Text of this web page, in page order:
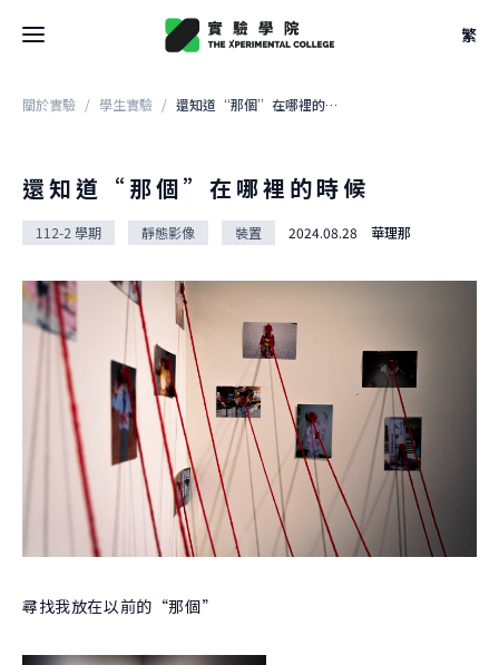
繁
最新消息
關於學院
關於學院
團隊
關於空間
關於空間
校學士
申請方式
關於課程
關於課程
本學期課表
曾開設課程
關於實驗
學生實驗
學院實驗
跨域共振
友好單位
創新與創造力研究中心
關於實驗 / 學生實驗 / 還知道“那個”在哪裡的時候
還知道“那個”在哪裡的時候
112-2 學期 靜態影像 裝置 2024.08.28 華理那
尋找我放在以前的“那個”